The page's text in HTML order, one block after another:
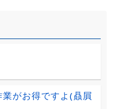
業がお得ですよ(贔屓